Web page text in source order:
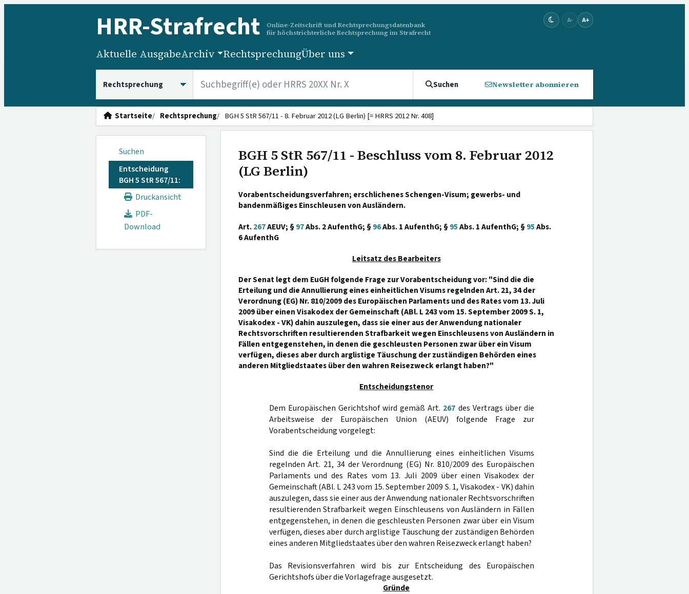
HRR-Strafrecht
Online-Zeitschrift und Rechtsprechungsdatenbank
für höchstrichterliche Rechtsprechung im Strafrecht
A- A+
Aktuelle AusgabeArchiv RechtsprechungÜber uns
Suchen Newsletter abonnieren
Startseite Rechtsprechung BGH 5 StR 567/11 - 8. Februar 2012 (LG Berlin) [= HRRS 2012 Nr. 408]
Suchen
Entscheidung
BGH 5 StR 567/11:
Druckansicht
PDF-
Download
BGH 5 StR 567/11 - Beschluss vom 8. Februar 2012
(LG Berlin)
Vorabentscheidungsverfahren; erschlichenes Schengen-Visum; gewerbs- und
bandenmäßiges Einschleusen von Ausländern.
Art.267AEUV; §97Abs. 2 AufenthG; §96Abs. 1 AufenthG; §95Abs. 1 AufenthG; §95Abs.
6 AufenthG
Leitsatz des Bearbeiters
Der Senat legt dem EuGH folgende Frage zur Vorabentscheidung vor: "Sind die die
Erteilung und die Annullierung eines einheitlichen Visums regelnden Art. 21, 34 der
Verordnung (EG) Nr. 810/2009 des Europäischen Parlaments und des Rates vom 13. Juli
2009 über einen Visakodex der Gemeinschaft (ABl. L 243 vom 15. September 2009 S. 1,
Visakodex - VK) dahin auszulegen, dass sie einer aus der Anwendung nationaler
Rechtsvorschriften resultierenden Strafbarkeit wegen Einschleusens von Ausländern in
Fällen entgegenstehen, in denen die geschleusten Personen zwar über ein Visum
verfügen, dieses aber durch arglistige Täuschung der zuständigen Behörden eines
anderen Mitgliedstaates über den wahren Reisezweck erlangt haben?"
Entscheidungstenor
Dem Europäischen Gerichtshof wird gemäß Art. 267 des Vertrags über die
Arbeitsweise der Europäischen Union (AEUV) folgende Frage zur
Vorabentscheidung vorgelegt:
Sind die die Erteilung und die Annullierung eines einheitlichen Visums
regelnden Art. 21, 34 der Verordnung (EG) Nr. 810/2009 des Europäischen
Parlaments und des Rates vom 13. Juli 2009 über einen Visakodex der
Gemeinschaft (ABl. L 243 vom 15. September 2009 S. 1, Visakodex - VK) dahin
auszulegen, dass sie einer aus der Anwendung nationaler Rechtsvorschriften
resultierenden Strafbarkeit wegen Einschleusens von Ausländern in Fällen
entgegenstehen, in denen die geschleusten Personen zwar über ein Visum
verfügen, dieses aber durch arglistige Täuschung der zuständigen Behörden
eines anderen Mitgliedstaates über den wahren Reisezweck erlangt haben?
Das Revisionsverfahren wird bis zur Entscheidung des Europäischen
Gerichtshofs über die Vorlagefrage ausgesetzt.
Gründe